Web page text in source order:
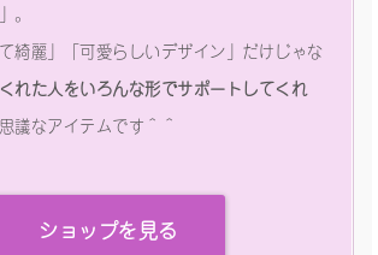
。
綺麗」「可愛らしいデザイン」だけじゃな
れた人をいろんな形でサポートしてくれ
議なアイテムです＾＾
ショップを見る